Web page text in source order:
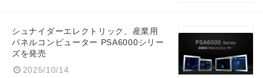
シュナイダーエレクトリック、産業用
パネルコンピューター PSA6000シリー
ズを発売
2025/10/14